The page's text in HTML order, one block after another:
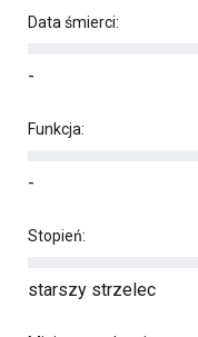
Data śmierci:
-
Funkcja:
-
Stopień:
starszy strzelec